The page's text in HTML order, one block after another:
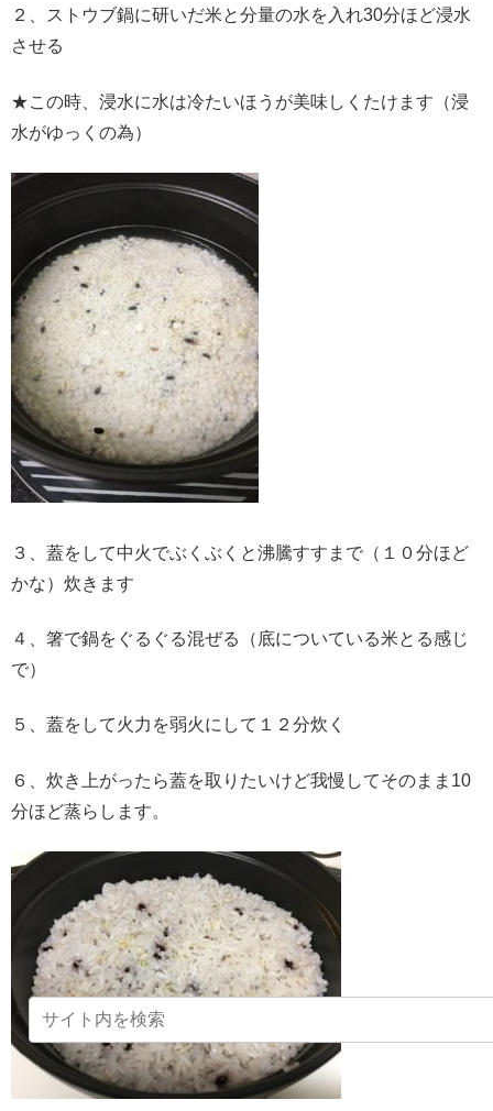
２、ストウブ鍋に研いだ米と分量の水を入れ30分ほど浸水
させる
★この時、浸水に水は冷たいほうが美味しくたけます（浸
水がゆっくの為）
３、蓋をして中火でぶくぶくと沸騰すすまで（１０分ほど
かな）炊きます
４、箸で鍋をぐるぐる混ぜる（底についている米とる感じ
で）
５、蓋をして火力を弱火にして１２分炊く
６、炊き上がったら蓋を取りたいけど我慢してそのまま10
分ほど蒸らします。